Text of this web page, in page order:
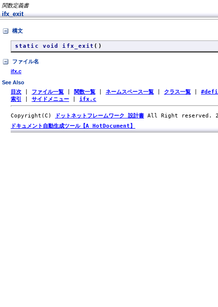
関数定義書
ifx_exit
構文
static void ifx_exit ()
ファイル名
ifx.c
See Also
目次 ファイル一覧 関数一覧 ネームスペース一覧 クラス一覧
索引
サイドメニュー ifx.c
Copyright(C) ドットネットフレームワーク 設計書 All Right reserved.
ドキュメント自動生成ツール【A HotDocument】